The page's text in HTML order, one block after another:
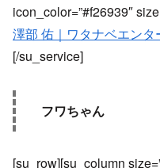
icon_color=”#f26939″
澤部 佑｜ワタナベエンタ
[/su_service]
フワちゃん
[su_row][su_column